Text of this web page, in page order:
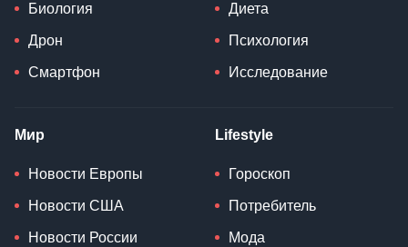
Биология
Дрон
Смартфон
Диета
Психология
Исследование
Мир
Новости Европы
Новости США
Новости России
Lifestyle
Гороскоп
Потребитель
Мода